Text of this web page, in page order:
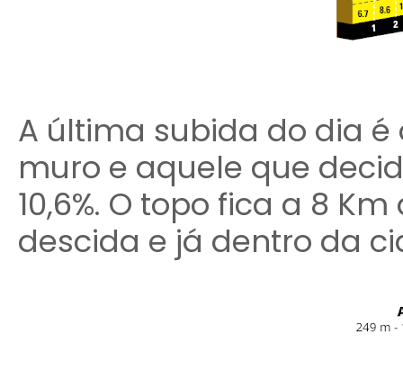
A última subida do dia
muro e aquele que
10,6%. O topo fica a 8
descida e já dentro da